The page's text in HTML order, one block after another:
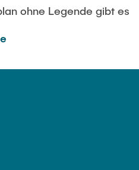
ohne Legende gibt es